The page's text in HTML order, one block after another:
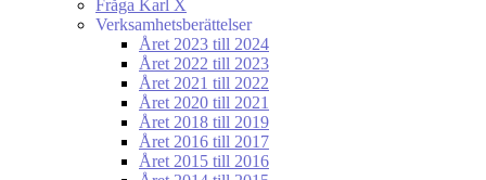
Fråga Karl X
Verksamhetsberättelser
Året 2023 till 2024
Året 2022 till 2023
Året 2021 till 2022
Året 2020 till 2021
Året 2018 till 2019
Året 2016 till 2017
Året 2015 till 2016